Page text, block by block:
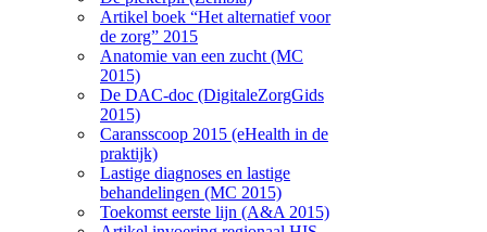
Artikel boek “Het alternatief voor
de zorg” 2015
Anatomie van een zucht (MC
2015)
De DAC-doc (DigitaleZorgGids
2015)
Caransscoop 2015 (eHealth in de
praktijk)
Lastige diagnoses en lastige
behandelingen (MC 2015)
Toekomst eerste lijn (A&A 2015)